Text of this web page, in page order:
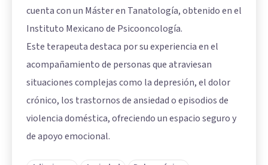
cuenta con un Máster en Tanatología, obtenido en el
Instituto Mexicano de Psicooncología.
Este terapeuta destaca por su experiencia en el
acompañamiento de personas que atraviesan
situaciones complejas como la depresión, el dolor
crónico, los trastornos de ansiedad o episodios de
violencia doméstica, ofreciendo un espacio seguro y
de apoyo emocional.